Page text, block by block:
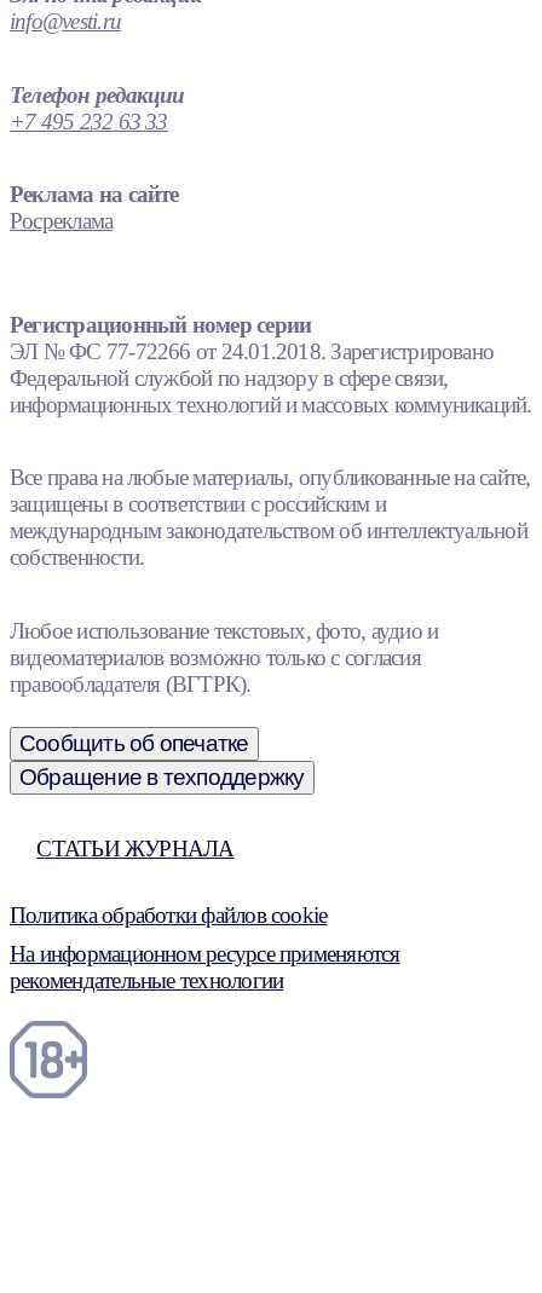
info@vesti.ru
Телефон редакции
+7 495 232 63 33
Реклама на сайте
Росреклама
Регистрационный номер серии
ЭЛ № ФС 77-72266 от 24.01.2018. Зарегистрировано
Федеральной службой по надзору в сфере связи,
информационных технологий и массовых коммуникаций.
Все права на любые материалы, опубликованные на сайте,
защищены в соответствии с российским и
международным законодательством об интеллектуальной
собственности.
Любое использование текстовых, фото, аудио и
видеоматериалов возможно только с согласия
правообладателя (ВГТРК).
Сообщить об опечатке
Обращение в техподдержку
СТАТЬИ ЖУРНАЛА
Политика обработки файлов cookie
На информационном ресурсе применяются
рекомендательные технологии